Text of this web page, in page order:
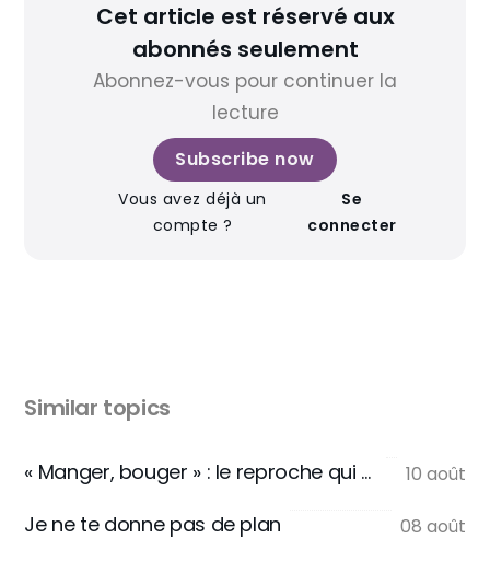
Cet article est réservé aux
abonnés seulement
Abonnez-vous pour continuer la
lecture
Subscribe now
Vous avez déjà un
compte ?
Se
connecter
Similar topics
« Manger, bouger » : le reproche qui ne se dit jamais 10 août
Je ne te donne pas de plan 08 août